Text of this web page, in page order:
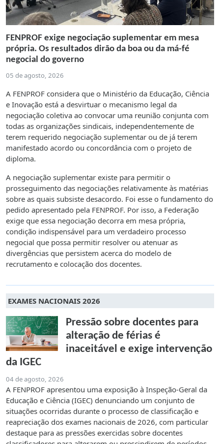
FENPROF exige negociação suplementar em mesa
própria. Os resultados dirão da boa ou da má-fé
negocial do governo
05 de agosto, 2026
A FENPROF considera que o Ministério da Educação, Ciência
e Inovação está a desvirtuar o mecanismo legal da
negociação coletiva ao convocar uma reunião conjunta com
todas as organizações sindicais, independentemente de
terem requerido negociação suplementar ou de já terem
manifestado acordo ou concordância com o projeto de
diploma.
A negociação suplementar existe para permitir o
prosseguimento das negociações relativamente às matérias
sobre as quais subsiste desacordo. Foi esse o fundamento do
pedido apresentado pela FENPROF. Por isso, a Federação
exige que essa negociação decorra em mesa própria,
condição indispensável para um verdadeiro processo
negocial que possa permitir resolver ou atenuar as
divergências que persistem acerca do modelo de
recrutamento e colocação dos docentes.
EXAMES NACIONAIS 2026
Pressão sobre docentes para
alteração de férias é
inaceitável e exige intervenção
da IGEC
04 de agosto, 2026
A FENPROF apresentou uma exposição à Inspeção-Geral da
Educação e Ciência (IGEC) denunciando um conjunto de
situações ocorridas durante o processo de classificação e
reapreciação dos exames nacionais de 2026, com particular
destaque para as pressões exercidas sobre docentes